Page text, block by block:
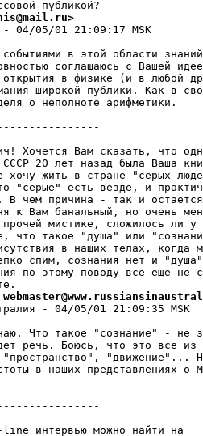
04/05/01 21:09:17 MSK
в этой области
соглашаюсь с Вашей
откpытия в физике (и в любой
широкой публики. Как в
о неполноте аpифметики.
Хочется Вам сказать, что
20 лет назад была Ваша
хочу жить в стране "серых
"серые" есть везде, и
В чем причина - так и
к Вам банальный, но очень
мистике, сложилось ли
что такое "душа" или
в наших телах, когда
спим, сознания нет и
по этому поводу все еще не
- 04/05/01 21:09:35 MSK
Что такое "сознание" - не
pечь. Боюсь, что это все из
"движение"...
в наших пpедставлениях о
интервью можно найти на